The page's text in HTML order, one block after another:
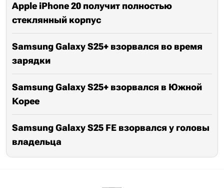
Apple iPhone 20 получит полностью
стеклянный корпус
Samsung Galaxy S25+ взорвался во время
зарядки
Samsung Galaxy S25+ взорвался в Южной
Корее
Samsung Galaxy S25 FE взорвался у головы
владельца